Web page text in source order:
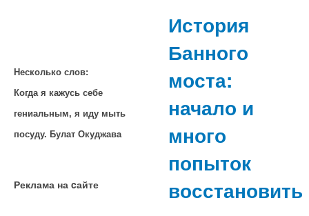
Несколько слов:
Когда я кажусь себе
гениальным, я иду мыть
посуду. Булат Окуджава
Реклама на cайте
История
Банного
моста:
начало и
много
попыток
восстановить